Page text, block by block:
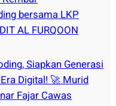
bersama LKP
AL FURQOON
Siapkan Generasi
Digital! 🚀 Murid
Fajar Cawas